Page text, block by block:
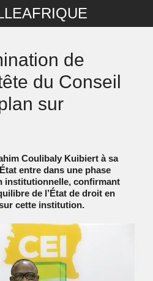
de
du Conseil
sur
Coulibaly Kuibiert à sa
entre dans une phase
institutionnelle, confirmant
de l’État de droit en
cette institution.